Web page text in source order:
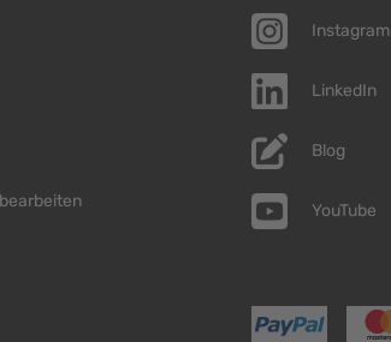
Instagram
LinkedIn
Blog
YouTube